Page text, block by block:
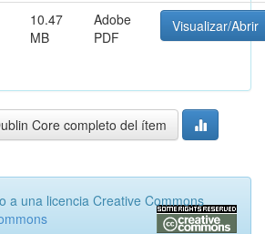
10.47
MB
Adobe
PDF
Visualizar/Abrir
Core completo del ítem
a una licencia Creative Commons